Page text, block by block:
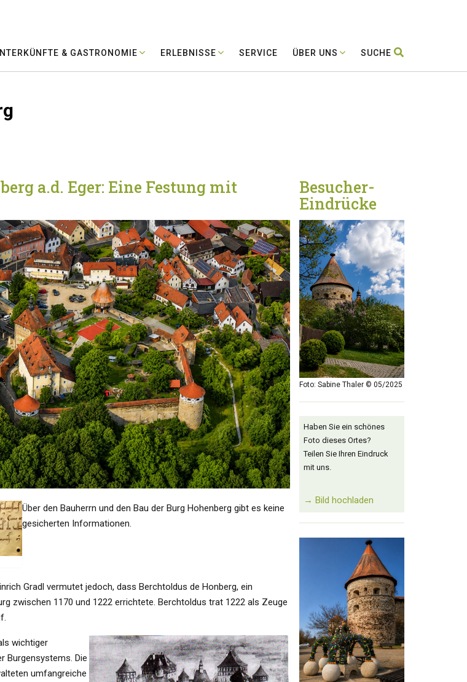
& GASTRONOMIE ERLEBNISSE SERVICE ÜBER UNS SUCHE
a.d. Eger: Eine Festung mit
Über den Bauherrn und den Bau der Burg Hohenberg gibt es keine
gesicherten Informationen.
Gradl vermutet jedoch, dass Berchtoldus de Honberg, ein
zwischen 1170 und 1222 errichtete. Berchtoldus trat 1222 als Zeuge
wichtiger
Burgensystems. Die
umfangreiche
Besucher-
Eindrücke
Foto: Sabine Thaler © 05/2025
Haben Sie ein schönes
Foto dieses Ortes?
Teilen Sie Ihren Eindruck
mit uns.
→ Bild hochladen